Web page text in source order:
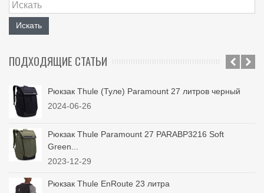
Искать
ПОДХОДЯЩИЕ СТАТЬИ
Рюкзак Thule (Туле) Paramount 27 литров черный
2024-06-26
Рюкзак Thule Paramount 27 PARABP3216 Soft
Green...
2023-12-29
Рюкзак Thule EnRoute 23 литра